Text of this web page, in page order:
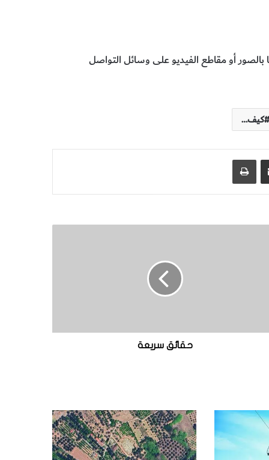
كيف…
مشاركة عبر البريد
حقائق سريعة